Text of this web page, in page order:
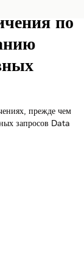
по
прежде чем
запросов Data